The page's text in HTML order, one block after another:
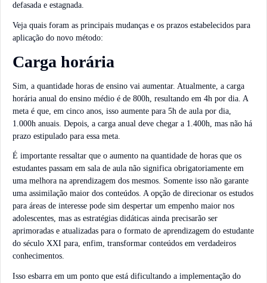
defasada e estagnada.
Veja quais foram as principais mudanças e os prazos estabelecidos para
aplicação do novo método:
Carga horária
Sim, a quantidade horas de ensino vai aumentar. Atualmente, a carga
horária anual do ensino médio é de 800h, resultando em 4h por dia. A
meta é que, em cinco anos, isso aumente para 5h de aula por dia,
1.000h anuais. Depois, a carga anual deve chegar a 1.400h, mas não há
prazo estipulado para essa meta.
É importante ressaltar que o aumento na quantidade de horas que os
estudantes passam em sala de aula não significa obrigatoriamente em
uma melhora na aprendizagem dos mesmos. Somente isso não garante
uma assimilação maior dos conteúdos. A opção de direcionar os estudos
para áreas de interesse pode sim despertar um empenho maior nos
adolescentes, mas as estratégias didáticas ainda precisarão ser
aprimoradas e atualizadas para o formato de aprendizagem do estudante
do século XXI para, enfim, transformar conteúdos em verdadeiros
conhecimentos.
Isso esbarra em um ponto que está dificultando a implementação do